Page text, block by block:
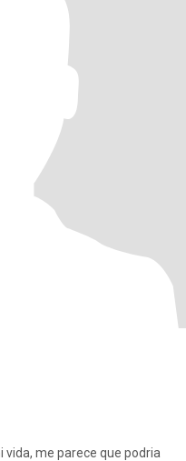
vida, me parece que podria